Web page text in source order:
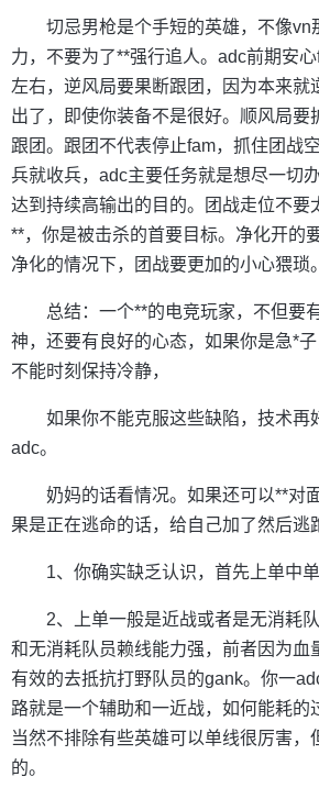
切忌男枪是个手短的英雄，不像vn
力，不要为了**强行追人。adc前期安
左右，逆风局要果断跟团，因为本来就
出了，即使你装备不是很好。顺风局要
跟团。跟团不代表停止fam，抓住团战
兵就收兵，adc主要任务就是想尽一切
达到持续高输出的目的。团战走位不要
**，你是被击杀的首要目标。净化开的
净化的情况下，团战要更加的小心猥琐。
总结：一个**的电竞玩家，不但要
神，还要有良好的心态，如果你是急*子
不能时刻保持冷静，
如果你不能克服这些缺陷，技术再
adc。
奶妈的话看情况。如果还可以**对
果是正在逃命的话，给自己加了然后逃
1、你确实缺乏认识，首先上单中
2、上单一般是近战或者是无消耗
和无消耗队员赖线能力强，前者因为血
有效的去抵抗打野队员的gank。你一
路就是一个辅助和一近战，如何能耗的
当然不排除有些英雄可以单线很厉害，
的。